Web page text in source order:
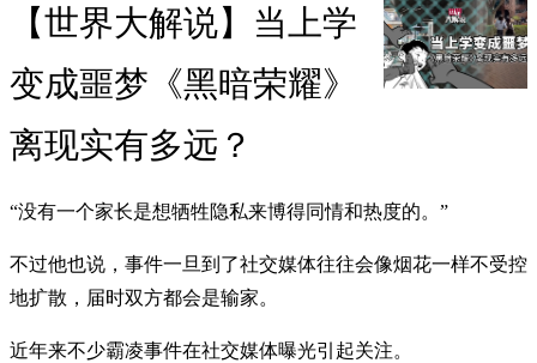
【世界大解说】当上学
变成噩梦《黑暗荣耀》
离现实有多远？
“没有一个家长是想牺牲隐私来博得同情和热度的。”
不过他也说，事件一旦到了社交媒体往往会像烟花一样不受控
地扩散，届时双方都会是输家。
近年来不少霸凌事件在社交媒体曝光引起关注。